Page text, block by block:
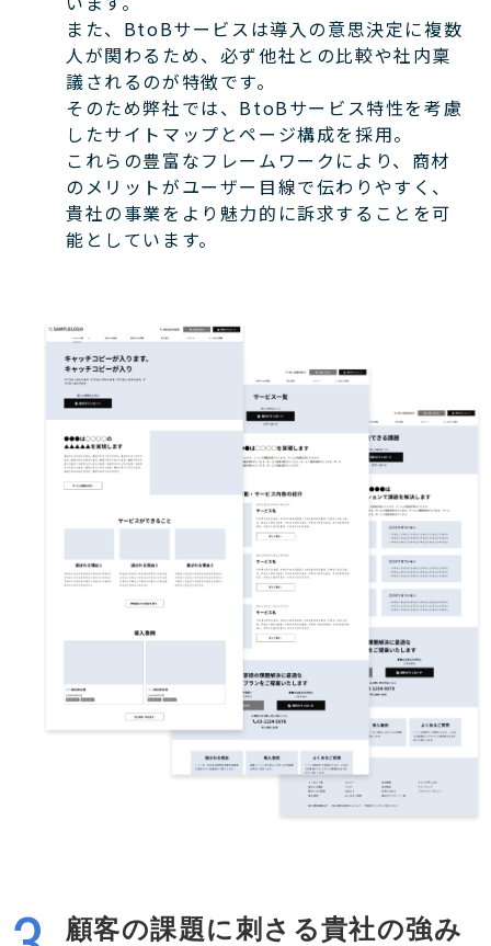
また、BtoBサービスは導入の意思決定に複数
人が関わるため、必ず他社との比較や社内稟
議されるのが特徴です。
そのため弊社では、BtoBサービス特性を考慮
したサイトマップとページ構成を採用。
これらの豊富なフレームワークにより、商材
のメリットがユーザー目線で伝わりやすく、
貴社の事業をより魅力的に訴求することを可
能としています。
顧客の課題に刺さる貴社の強み